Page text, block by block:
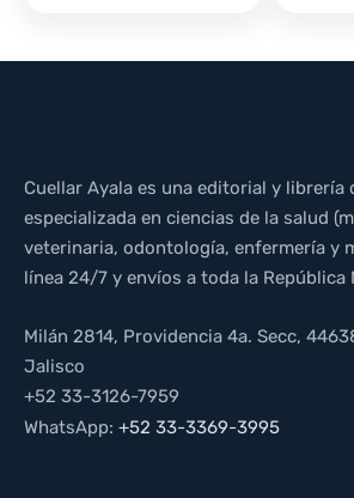
Cuellar Ayala es una editorial y librería
especializada en ciencias de la salud
veterinaria, odontología, enfermería y
línea 24/7 y envíos a toda la República
Milán 2814, Providencia 4a. Secc,
Jalisco
+52 33-3126-7959
WhatsApp: +52 33-3369-3995